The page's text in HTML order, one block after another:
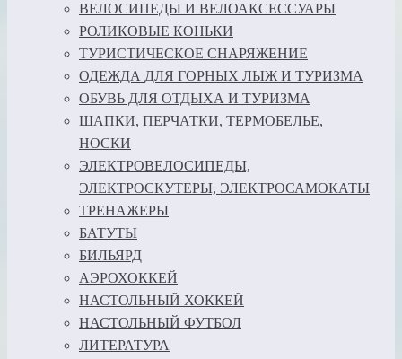
ВЕЛОСИПЕДЫ И ВЕЛОАКСЕССУАРЫ
РОЛИКОВЫЕ КОНЬКИ
ТУРИСТИЧЕСКОЕ СНАРЯЖЕНИЕ
ОДЕЖДА ДЛЯ ГОРНЫХ ЛЫЖ И ТУРИЗМА
ОБУВЬ ДЛЯ ОТДЫХА И ТУРИЗМА
ШАПКИ, ПЕРЧАТКИ, ТЕРМОБЕЛЬЕ,
НОСКИ
ЭЛЕКТРОВЕЛОСИПЕДЫ,
ЭЛЕКТРОСКУТЕРЫ, ЭЛЕКТРОСАМОКАТЫ
ТРЕНАЖЕРЫ
БАТУТЫ
БИЛЬЯРД
АЭРОХОККЕЙ
НАСТОЛЬНЫЙ ХОККЕЙ
НАСТОЛЬНЫЙ ФУТБОЛ
ЛИТЕРАТУРА